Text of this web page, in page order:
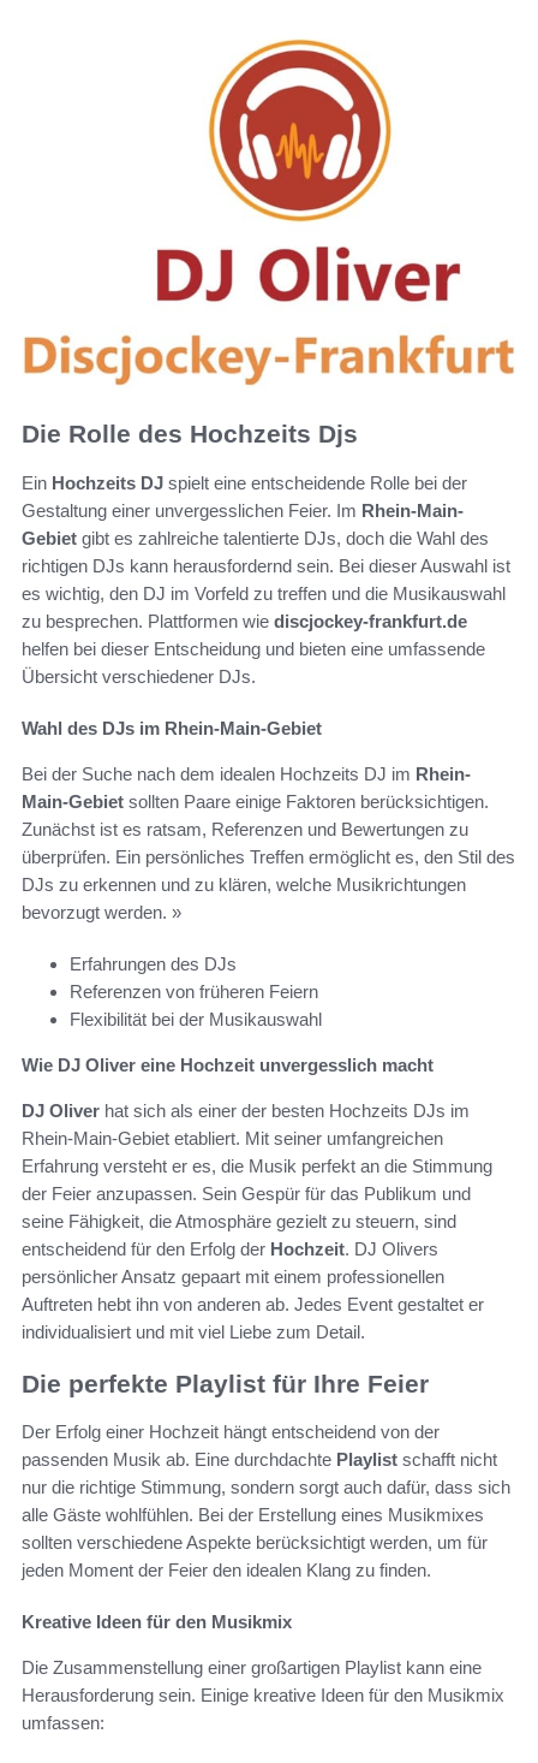
Die Rolle des Hochzeits Djs
Ein Hochzeits DJ spielt eine entscheidende Rolle bei der
Gestaltung einer unvergesslichen Feier. Im Rhein-Main-
Gebiet gibt es zahlreiche talentierte DJs, doch die Wahl des
richtigen DJs kann herausfordernd sein. Bei dieser Auswahl ist
es wichtig, den DJ im Vorfeld zu treffen und die Musikauswahl
zu besprechen. Plattformen wie discjockey-frankfurt.de
helfen bei dieser Entscheidung und bieten eine umfassende
Übersicht verschiedener DJs.
Wahl des DJs im Rhein-Main-Gebiet
Bei der Suche nach dem idealen Hochzeits DJ im Rhein-
Main-Gebiet sollten Paare einige Faktoren berücksichtigen.
Zunächst ist es ratsam, Referenzen und Bewertungen zu
überprüfen. Ein persönliches Treffen ermöglicht es, den Stil des
DJs zu erkennen und zu klären, welche Musikrichtungen
bevorzugt werden. »
Erfahrungen des DJs
Referenzen von früheren Feiern
Flexibilität bei der Musikauswahl
Wie DJ Oliver eine Hochzeit unvergesslich macht
DJ Oliver hat sich als einer der besten Hochzeits DJs im
Rhein-Main-Gebiet etabliert. Mit seiner umfangreichen
Erfahrung versteht er es, die Musik perfekt an die Stimmung
der Feier anzupassen. Sein Gespür für das Publikum und
seine Fähigkeit, die Atmosphäre gezielt zu steuern, sind
entscheidend für den Erfolg der Hochzeit. DJ Olivers
persönlicher Ansatz gepaart mit einem professionellen
Auftreten hebt ihn von anderen ab. Jedes Event gestaltet er
individualisiert und mit viel Liebe zum Detail.
Die perfekte Playlist für Ihre Feier
Der Erfolg einer Hochzeit hängt entscheidend von der
passenden Musik ab. Eine durchdachte Playlist schafft nicht
nur die richtige Stimmung, sondern sorgt auch dafür, dass sich
alle Gäste wohlfühlen. Bei der Erstellung eines Musikmixes
sollten verschiedene Aspekte berücksichtigt werden, um für
jeden Moment der Feier den idealen Klang zu finden.
Kreative Ideen für den Musikmix
Die Zusammenstellung einer großartigen Playlist kann eine
Herausforderung sein. Einige kreative Ideen für den Musikmix
umfassen: